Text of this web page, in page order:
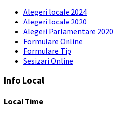
Alegeri locale 2024
Alegeri locale 2020
Alegeri Parlamentare 2020
Formulare Online
Formulare Tip
Sesizari Online
Info Local
Local Time